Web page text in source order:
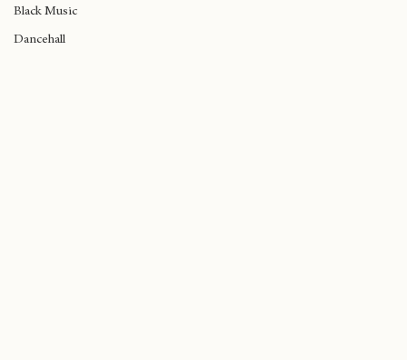
Dua Lipa
Black Music